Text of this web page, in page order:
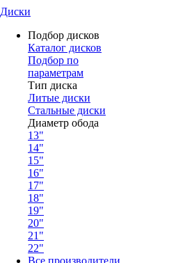
Диски
Подбор дисков
Каталог дисков
Подбор по
параметрам
Тип диска
Литые диски
Стальные диски
Диаметр обода
13"
14"
15"
16"
17"
18"
19"
20"
21"
22"
Все производители